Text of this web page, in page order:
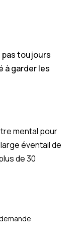
pas toujours
à garder les
mental pour
éventail de
de 30